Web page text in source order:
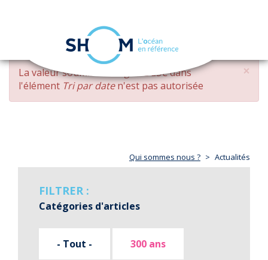
Aller
contenu
principal
navigation
×
MESSAGE
D'ERREUR
La valeur soumise changed DESCdans
l'élément Tri par daten'est pas autorisée
Qui sommes nous ? Actualités
FILTRER :
Catégories d'articles
- Tout - 300 ans